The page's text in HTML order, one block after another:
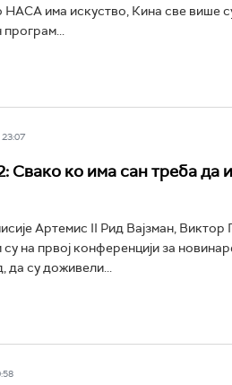
има искуство, Кина све више
програм...
Свако ко има сан треба да
Артемис II Рид Вајзман, Виктор
на првој конференцији за
да су доживели...